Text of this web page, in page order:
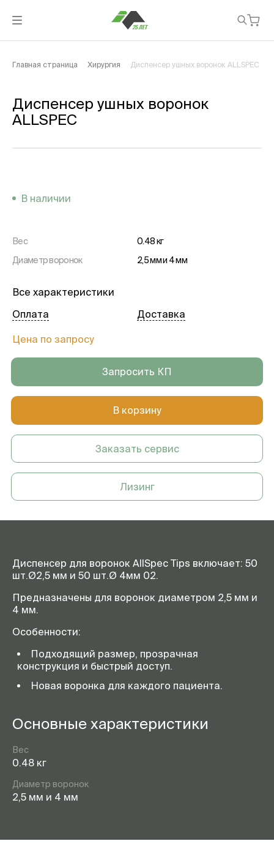
Главная страница Хирургия Диспенсер ушных воронок ALLSPEC
Диспенсер ушных воронок
ALLSPEC
В наличии
Вес
0.48 кг
Диаметр воронок
2,5 мм и 4 мм
Все характеристики
Цена по запросу
Оплата Доставка
Запросить КП
В корзину
Заказать сервис
Лизинг
Диспенсер для воронок AllSpec Tips включает: 50
шт.Ø2,5 мм и 50 шт.Ø 4мм 02.
Предназначены для воронок диаметром 2,5 мм и
4 мм.
Особенности:
Подходящий размер, прозрачная
конструкция и быстрый доступ.
Новая воронка для каждого пациента.
Основные характеристики
Вес
0.48 кг
Диаметр воронок
2,5 мм и 4 мм